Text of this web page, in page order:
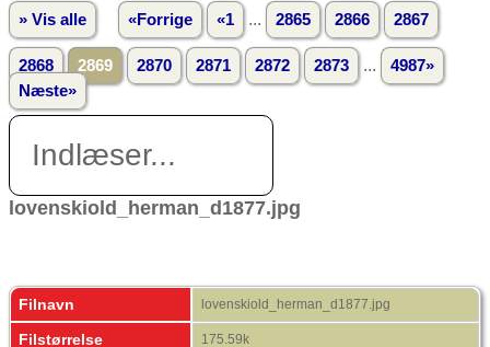
» Vis alle «Forrige «1 ... 2865 2866 2867
2868 2869 2870 2871 2872 2873 ...
4987»
Næste»
Indlæser...
lovenskiold_herman_d1877.jpg
Filnavn lovenskiold_herman_d1877.jpg
Filstørrelse 175.59k